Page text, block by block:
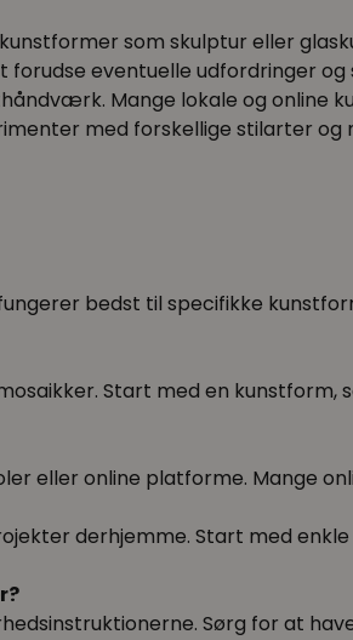
som skulptur eller
eventuelle udfordringer og
Mange lokale og online
med forskellige stilarter og
bedst til specifikke
Start med en kunstform,
eller online platforme. Mange
derhjemme. Start med
Sørg for at